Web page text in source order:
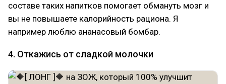
составе таких напитков помогает обмануть мозг и
вы не повышаете калорийность рациона. Я
например люблю ананасовый бомбар.
4. Откажись от сладкой молочки